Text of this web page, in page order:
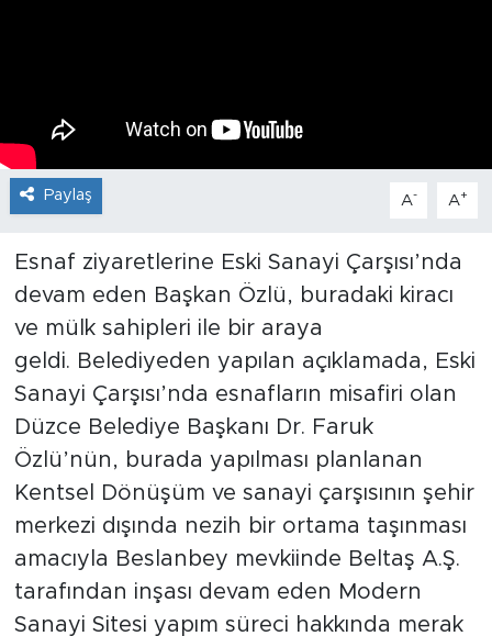
Paylaş A- A+
Esnaf ziyaretlerine Eski Sanayi Çarşısı’nda
devam eden Başkan Özlü, buradaki kiracı
ve mülk sahipleri ile bir araya
geldi. Belediyeden yapılan açıklamada, Eski
Sanayi Çarşısı’nda esnafların misafiri olan
Düzce Belediye Başkanı Dr. Faruk
Özlü’nün, burada yapılması planlanan
Kentsel Dönüşüm ve sanayi çarşısının şehir
merkezi dışında nezih bir ortama taşınması
amacıyla Beslanbey mevkiinde Beltaş A.Ş.
tarafından inşası devam eden Modern
Sanayi Sitesi yapım süreci hakkında merak